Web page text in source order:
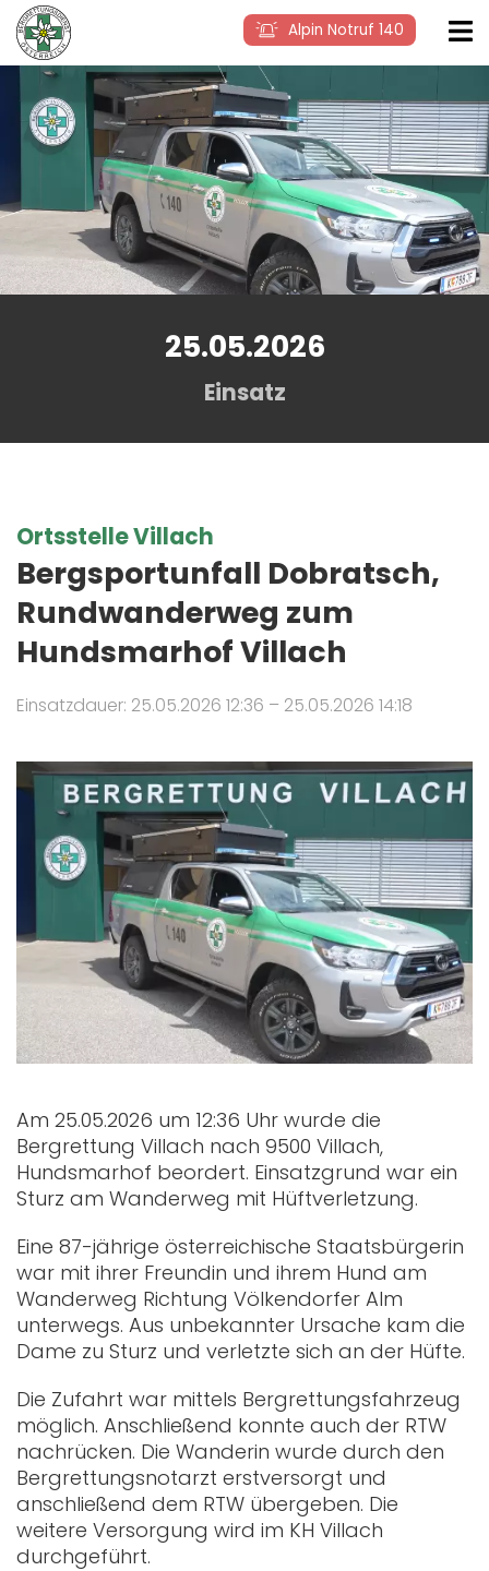
Alpin Notruf 140
25.05.2026
Einsatz
Ortsstelle Villach
Bergsportunfall Dobratsch,
Rundwanderweg zum
Hundsmarhof Villach
Einsatzdauer: 25.05.2026 12:36 – 25.05.2026 14:18
Am 25.05.2026 um 12:36 Uhr wurde die
Bergrettung Villach nach 9500 Villach,
Hundsmarhof beordert. Einsatzgrund war ein
Sturz am Wanderweg mit Hüftverletzung.
Eine 87-jährige österreichische Staatsbürgerin
war mit ihrer Freundin und ihrem Hund am
Wanderweg Richtung Völkendorfer Alm
unterwegs. Aus unbekannter Ursache kam die
Dame zu Sturz und verletzte sich an der Hüfte.
Die Zufahrt war mittels Bergrettungsfahrzeug
möglich. Anschließend konnte auch der RTW
nachrücken. Die Wanderin wurde durch den
Bergrettungsnotarzt erstversorgt und
anschließend dem RTW übergeben. Die
weitere Versorgung wird im KH Villach
durchgeführt.